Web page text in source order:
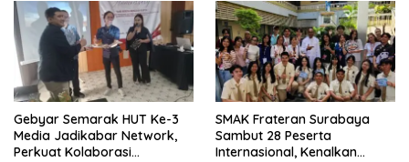
Gebyar Semarak HUT Ke-3
Media Jadikabar Network,
Perkuat Kolaborasi
SMAK Frateran Surabaya
Sambut 28 Peserta
Internasional, Kenalkan